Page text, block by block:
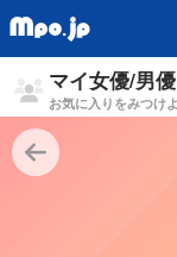
マイ女優/男優
お気に入りをみつけ